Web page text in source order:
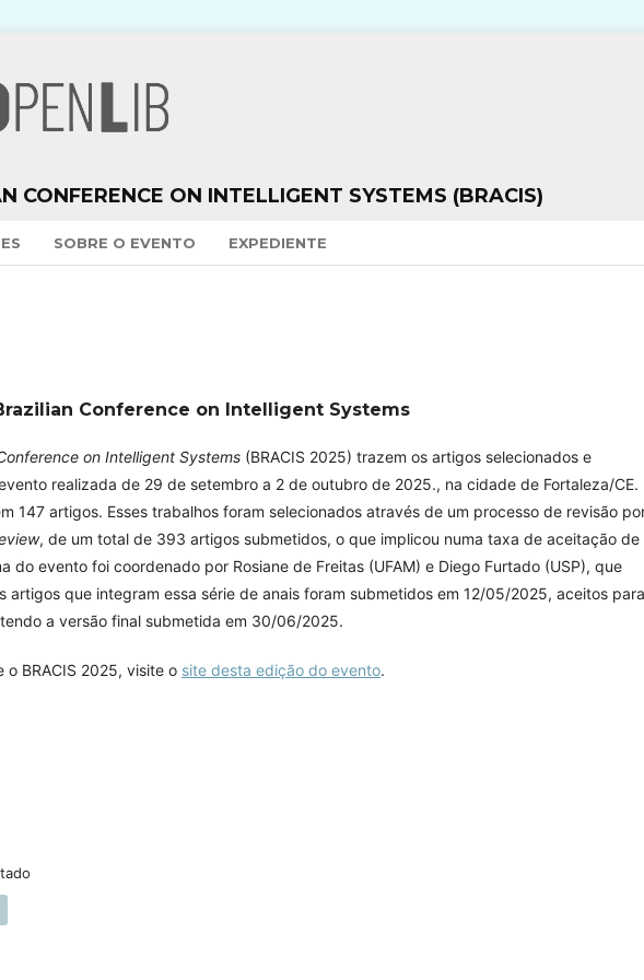
CONFERENCE ON INTELLIGENT SYSTEMS (BRACIS)
SOBRE O EVENTO EXPEDIENTE
Conference on Intelligent Systems
on Intelligent Systems (BRACIS 2025) trazem os artigos selecionados e
realizada de 29 de setembro a 2 de outubro de 2025., na cidade de Fortaleza/CE.
147 artigos. Esses trabalhos foram selecionados através de um processo de revisão
, de um total de 393 artigos submetidos, o que implicou numa taxa de aceitação de
do evento foi coordenado por Rosiane de Freitas (UFAM) e Diego Furtado (USP), que
artigos que integram essa série de anais foram submetidos em 12/05/2025, aceitos para
a versão final submetida em 30/06/2025.
o BRACIS 2025, visite o site desta edição do evento.